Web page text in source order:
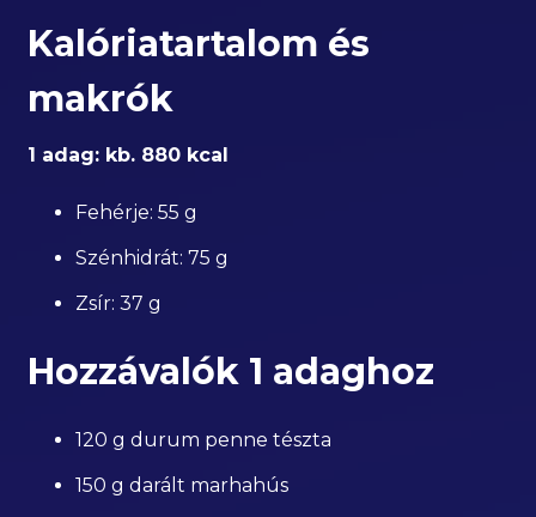
Kalóriatartalom és
makrók
1 adag: kb. 880 kcal
Fehérje: 55 g
Szénhidrát: 75 g
Zsír: 37 g
Hozzávalók 1 adaghoz
120 g durum penne tészta
150 g darált marhahús